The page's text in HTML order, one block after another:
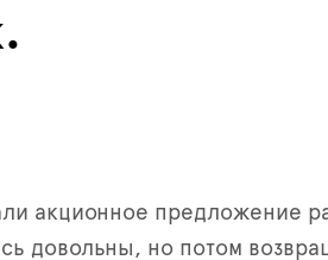
акционное предложение
довольны, но потом